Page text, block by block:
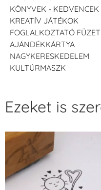
KÖNYVEK - KEDVENCEK
KREATÍV JÁTÉKOK
FOGLALKOZTATÓ FÜZET
AJÁNDÉKKÁRTYA
NAGYKERESKEDELEM
KULTÚRMASZK
Ezeket is